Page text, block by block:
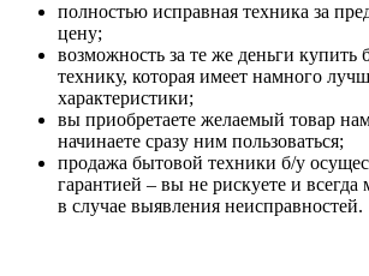
полностью исправная техника за
цену;
возможность за те же деньги купить
технику, которая имеет намного
характеристики;
вы приобретаете желаемый товар
начинаете сразу ним пользоваться;
продажа бытовой техники б/у
гарантией – вы не рискуете и всегда
в случае выявления неисправностей.